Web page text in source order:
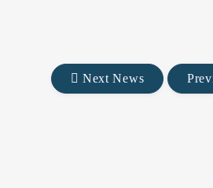
Next News